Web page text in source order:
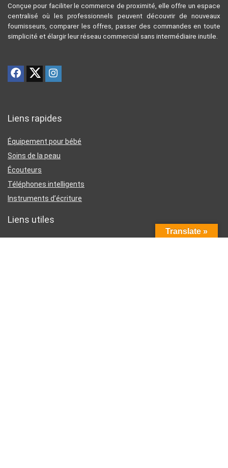
Conçue pour faciliter le commerce de proximité, elle offre un espace
centralisé où les professionnels peuvent découvrir de nouveaux
fournisseurs, comparer les offres, passer des commandes en toute
simplicité et élargir leur réseau commercial sans intermédiaire inutile.
Liens rapides
Équipement pour bébé
Soins de la peau
Écouteurs
Téléphones intelligents
Instruments d’écriture
Liens utiles
Translate »